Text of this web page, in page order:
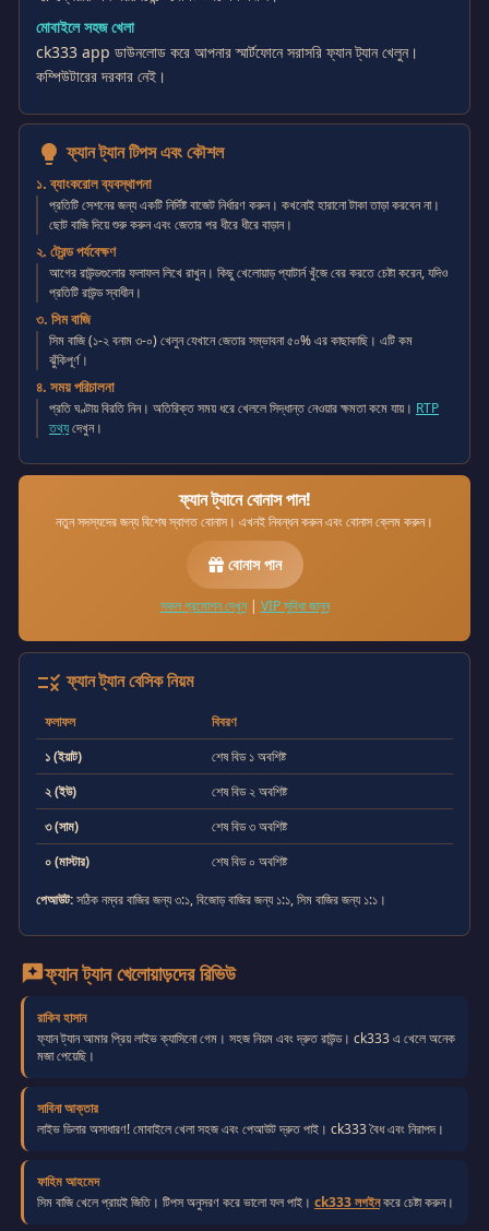
মোবাইলে সহজ খেলা
ck333 app ডাউনলোড করে আপনার স্মার্টফোনে সরাসরি ফ্যান ট্যান খেলুন।
কম্পিউটারের দরকার নেই।
lightbulb ফ্যান ট্যান টিপস এবং কৌশল
১. ব্যাংকরোল ব্যবস্থাপনা
প্রতিটি সেশনের জন্য একটি নির্দিষ্ট বাজেট নির্ধারণ করুন। কখনোই হারানো টাকা তাড়া করবেন না।
ছোট বাজি দিয়ে শুরু করুন এবং জেতার পর ধীরে ধীরে বাড়ান।
২. ট্রেন্ড পর্যবেক্ষণ
আগের রাউন্ডগুলোর ফলাফল লিখে রাখুন। কিছু খেলোয়াড় প্যাটার্ন খুঁজে বের করতে চেষ্টা করেন, যদিও
প্রতিটি রাউন্ড স্বাধীন।
৩. সিম বাজি
সিম বাজি (১-২ বনাম ৩-০) খেলুন যেখানে জেতার সম্ভাবনা ৫০% এর কাছাকাছি। এটি কম
ঝুঁকিপূর্ণ।
৪. সময় পরিচালনা
প্রতি ঘণ্টায় বিরতি নিন। অতিরিক্ত সময় ধরে খেললে সিদ্ধান্ত নেওয়ার ক্ষমতা কমে যায়। RTP
তথ্যদেখুন।
ফ্যান ট্যানে বোনাস পান!
নতুন সদস্যদের জন্য বিশেষ স্বাগত বোনাস। এখনই নিবন্ধন করুন এবং বোনাস ক্লেম করুন।
বোনাস পান
সকল প্রমোশন দেখুন| VIP সুবিধা জানুন
rule ফ্যান ট্যান বেসিক নিয়ম
ফলাফল
বিবরণ
১ (ইয়াট)
শেষ বিড ১ অবশিষ্ট
২ (ইউ)
শেষ বিড ২ অবশিষ্ট
৩ (সাম)
শেষ বিড ৩ অবশিষ্ট
০ (মাস্টার)
শেষ বিড ০ অবশিষ্ট
পেআউট:সঠিক নম্বর বাজির জন্য ৩:১, বিজোড় বাজির জন্য ১:১, সিম বাজির জন্য ১:১।
reviewsফ্যান ট্যান খেলোয়াড়দের রিভিউ
রাকিব হাসান
ফ্যান ট্যান আমার প্রিয় লাইভ ক্যাসিনো গেম। সহজ নিয়ম এবং দ্রুত রাউন্ড। ck333 এ খেলে অনেক
মজা পেয়েছি।
সাবিনা আক্তার
লাইভ ডিলার অসাধারণ! মোবাইলে খেলা সহজ এবং পেআউট দ্রুত পাই। ck333 বৈধ এবং নিরাপদ।
ফাহিম আহমেদ
সিম বাজি খেলে প্রায়ই জিতি। টিপস অনুসরণ করে ভালো ফল পাই। ck333 লগইনকরে চেষ্টা করুন।